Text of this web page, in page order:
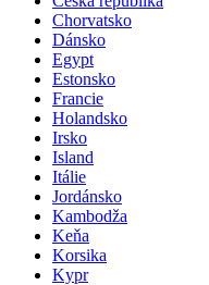
Chorvatsko
Dánsko
Egypt
Estonsko
Francie
Holandsko
Irsko
Island
Itálie
Jordánsko
Kambodža
Keňa
Korsika
Kypr